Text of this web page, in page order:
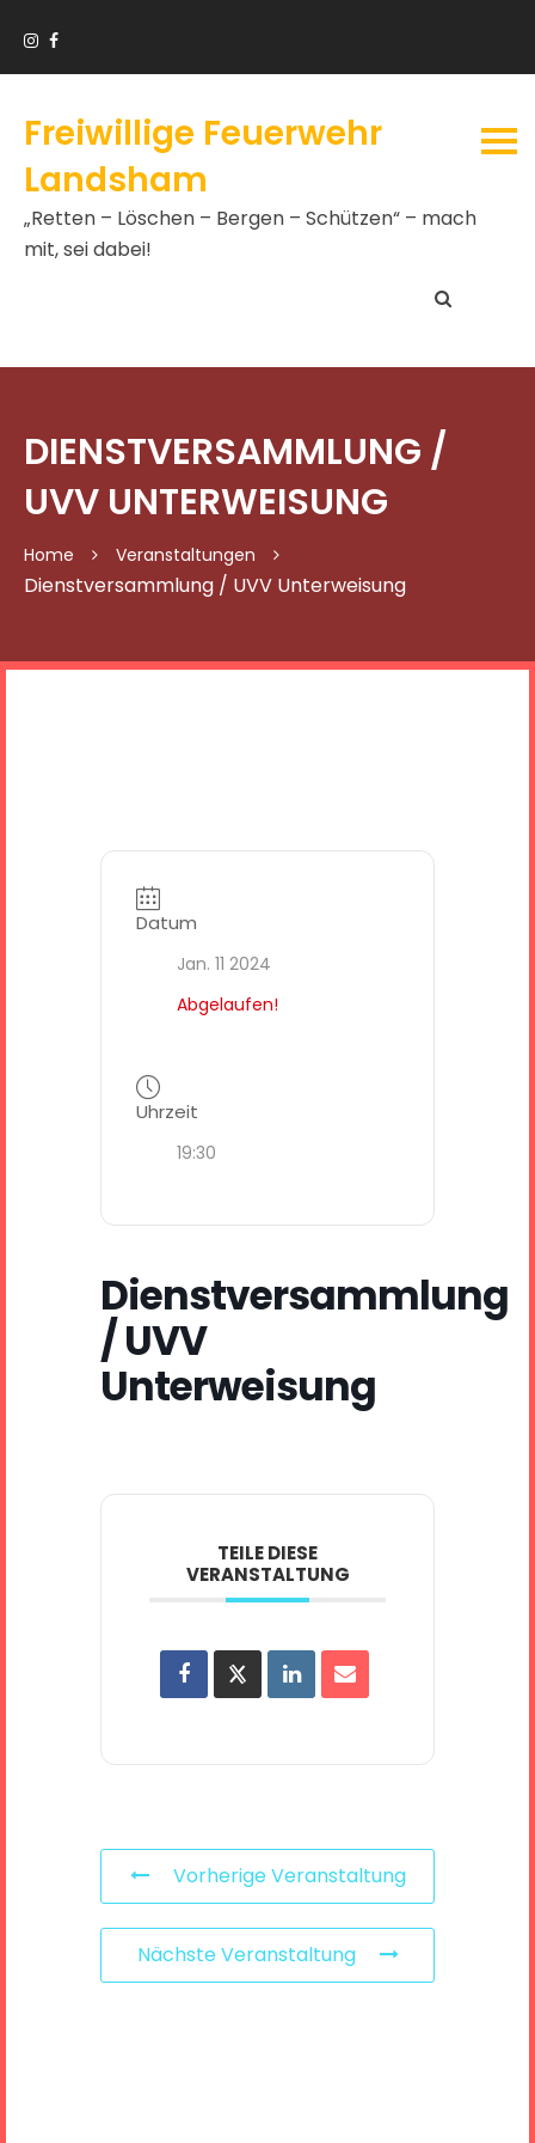
Freiwillige Feuerwehr
Landsham
„Retten – Löschen – Bergen – Schützen“ – mach
mit, sei dabei!
DIENSTVERSAMMLUNG /
UVV UNTERWEISUNG
Home Veranstaltungen
Dienstversammlung / UVV Unterweisung
Datum
Jan. 11 2024
Abgelaufen!
Uhrzeit
19:30
Dienstversammlung
/ UVV
Unterweisung
TEILE DIESE
VERANSTALTUNG
Vorherige Veranstaltung
Nächste Veranstaltung